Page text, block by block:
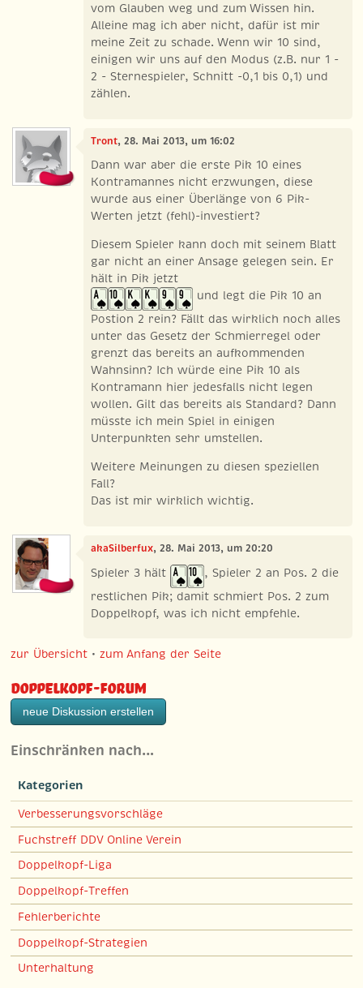
vom Glauben weg und zum Wissen hin.
Alleine mag ich aber nicht, dafür ist mir
meine Zeit zu schade. Wenn wir 10 sind,
einigen wir uns auf den Modus (z.B. nur 1 -
2 - Sternespieler, Schnitt -0,1 bis 0,1) und
zählen.
Tront, 28. Mai 2013, um 16:02
Dann war aber die erste Pik 10 eines
Kontramannes nicht erzwungen, diese
wurde aus einer Überlänge von 6 Pik-
Werten jetzt (fehl)-investiert?
Diesem Spieler kann doch mit seinem Blatt
gar nicht an einer Ansage gelegen sein. Er
hält in Pik jetzt
und legt die Pik 10 an
Postion 2 rein? Fällt das wirklich noch alles
unter das Gesetz der Schmierregel oder
grenzt das bereits an aufkommenden
Wahnsinn? Ich würde eine Pik 10 als
Kontramann hier jedesfalls nicht legen
wollen. Gilt das bereits als Standard? Dann
müsste ich mein Spiel in einigen
Unterpunkten sehr umstellen.
Weitere Meinungen zu diesen speziellen
Fall?
Das ist mir wirklich wichtig.
akaSilberfux, 28. Mai 2013, um 20:20
Spieler 3 hält
, Spieler 2 an Pos. 2 die
restlichen Pik; damit schmiert Pos. 2 zum
Doppelkopf, was ich nicht empfehle.
zur Übersicht •zum Anfang der Seite
Doppelkopf-Forum
neue Diskussion erstellen
Einschränken nach…
Kategorien
Verbesserungsvorschläge
Fuchstreff DDV Online Verein
Doppelkopf-Liga
Doppelkopf-Treffen
Fehlerberichte
Doppelkopf-Strategien
Unterhaltung